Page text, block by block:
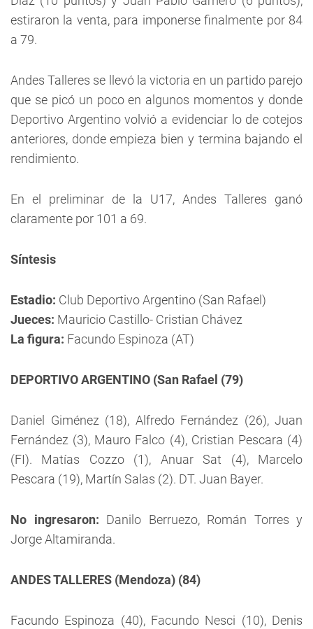
estiraron la venta, para imponerse finalmente por 84
a 79.
Andes Talleres se llevó la victoria en un partido parejo
que se picó un poco en algunos momentos y donde
Deportivo Argentino volvió a evidenciar lo de cotejos
anteriores, donde empieza bien y termina bajando el
rendimiento.
En el preliminar de la U17, Andes Talleres ganó
claramente por 101 a 69.
Síntesis
Estadio: Club Deportivo Argentino (San Rafael)
Jueces: Mauricio Castillo- Cristian Chávez
La figura: Facundo Espinoza (AT)
DEPORTIVO ARGENTINO (San Rafael (79)
Daniel Giménez (18), Alfredo Fernández (26), Juan
Fernández (3), Mauro Falco (4), Cristian Pescara (4)
(FI). Matías Cozzo (1), Anuar Sat (4), Marcelo
Pescara (19), Martín Salas (2). DT. Juan Bayer.
No ingresaron: Danilo Berruezo, Román Torres y
Jorge Altamiranda.
ANDES TALLERES (Mendoza) (84)
Facundo Espinoza (40), Facundo Nesci (10), Denis